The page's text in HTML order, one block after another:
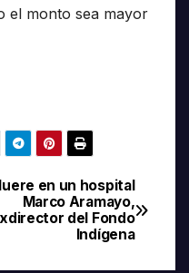
el monto sea mayor
en un hospital
Marco Aramayo,
del Fondo
Indígena